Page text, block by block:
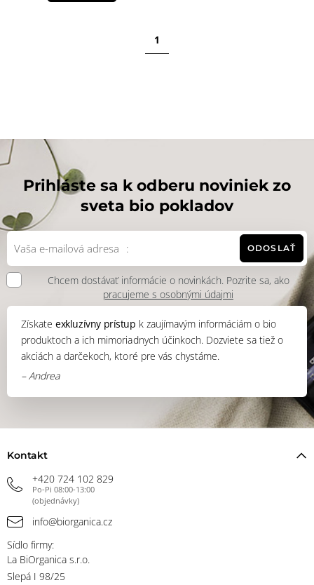
1
Prihláste sa k odberu noviniek zo
sveta bio pokladov
ODOSLAŤ
Chcem dostávať informácie o novinkách. Pozrite sa, ako
pracujeme s osobnými údajmi
Získateexkluzívny prístup k zaujímavým informáciám o bio
produktoch a ich mimoriadnych účinkoch. Dozviete sa tiež o
akciách a darčekoch, ktoré pre vás chystáme.
– Andrea
Kontakt
+420 724 102 829
Po-Pi 08:00-13:00
(objednávky)
info@biorganica.cz
Sídlo firmy:
La BiOrganica s.r.o.
Slepá I 98/25